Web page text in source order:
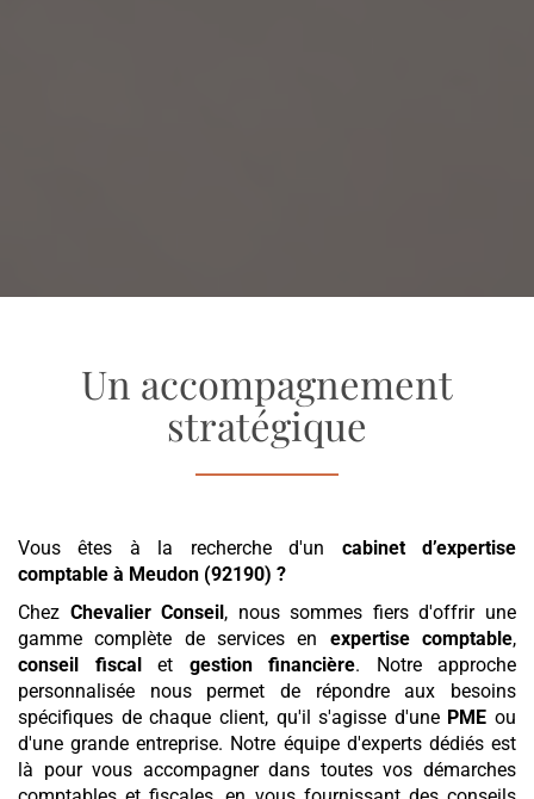
Un accompagnement
stratégique
Vous êtes à la recherche d'un cabinet d’expertise
comptable à Meudon (92190) ?
Chez Chevalier Conseil , nous sommes fiers d'offrir une
gamme complète de services en expertise comptable,
conseil fiscal
et gestion financière. Notre approche
personnalisée nous permet de répondre aux besoins
spécifiques de chaque client, qu'il s'agisse d'une PME ou
d'une grande entreprise. Notre équipe d'experts dédiés est
là pour vous accompagner dans toutes vos démarches